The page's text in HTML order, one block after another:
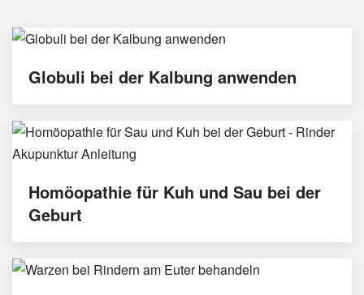
Globuli bei der Kalbung anwenden
Homöopathie für Kuh und Sau bei der
Geburt